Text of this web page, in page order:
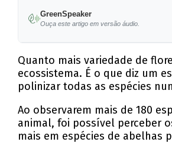
GreenSpeaker
Ouça este artigo em versão áudio.
Quanto mais variedade de
ecossistema. É o que diz um
polinizar todas as espécies
Ao observarem mais de 180
animal, foi possível perceber
mais em espécies de abelhas